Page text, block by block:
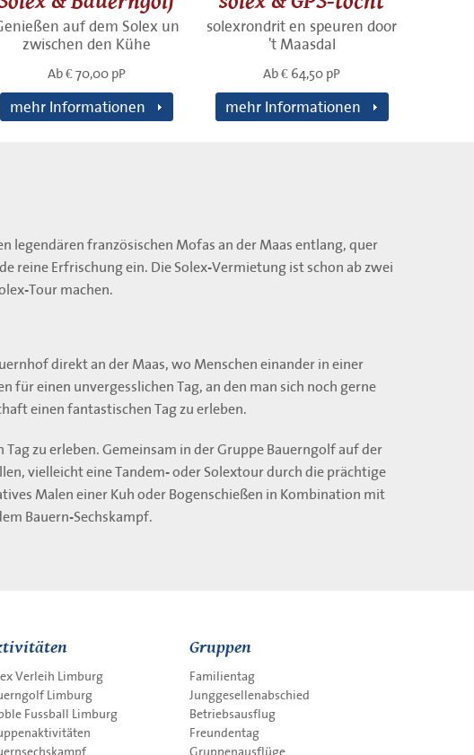
auf dem Solex un
zwischen den Kühe
Ab € 70,00 pP
mehr Informationen
solexrondrit en speuren door
't Maasdal
Ab € 64,50 pP
mehr Informationen
französischen Mofas an der Maas entlang, quer
reine Erfrischung ein. Die Solex-Vermietung ist schon ab zwei
Tour machen.
direkt an der Maas, wo Menschen einander in einer
einen unvergesslichen Tag, an den man sich noch gerne
einen fantastischen Tag zu erleben.
zu erleben. Gemeinsam in der Gruppe Bauerngolf auf der
vielleicht eine Tandem- oder Solextour durch die prächtige
Malen einer Kuh oder Bogenschießen in Kombination mit
Bauern-Sechskampf.
Verleih Limburg
Limburg
Fussball Limburg
Gruppen
Familientag
Junggesellenabschied
Betriebsausflug
Freundentag
Gruppenausflüge